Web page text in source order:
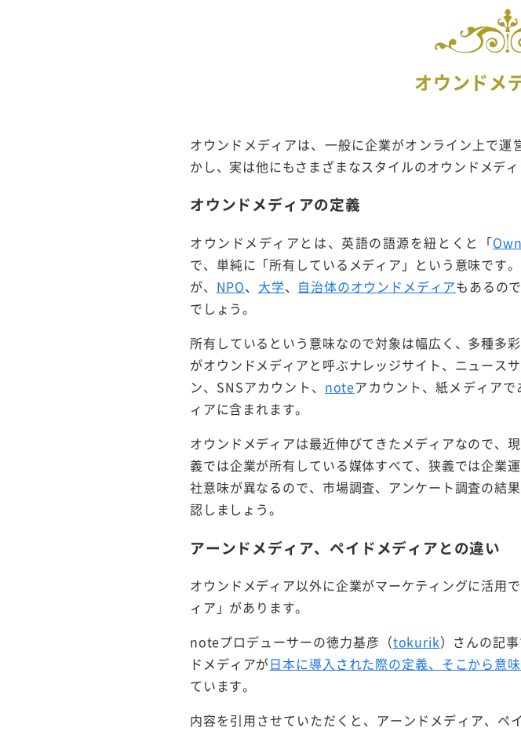
オウンドメ
オウンドメディアは、一般に企業がオンライン上で
かし、実は他にもさまざまなスタイルのオウンドメディ
オウンドメディアの定義
オウンドメディアとは、英語の語源を紐とくと「
で、単純に「所有しているメディア」という意味です
が、 NPO、 大学、 自治体のオウンドメディアもあるの
でしょう。
所有しているという意味なので対象は幅広く、多種多
がオウンドメディアと呼ぶナレッジサイト、ニュース
ン、SNSアカウント、 noteアカウント、紙メディア
ィアに含まれます。
オウンドメディアは最近伸びてきたメディアなので、
義では企業が所有している媒体すべて、狭義では企業
社意味が異なるので、市場調査、アンケート調査の結
認しましょう。
アーンドメディア、ペイドメディアとの違い
オウンドメディア以外に企業がマーケティングに活用
ィア」があります。
noteプロデューサーの徳力基彦（tokurik）さんの記
ドメディアが日本に導入された際の定義、そこから意
ています。
内容を引用させていただくと、アーンドメディア、